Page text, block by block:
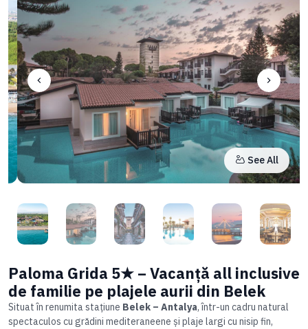
20
See All
3
of
20
Paloma Grida 5★ – Vacanță all inclusive
de familie pe plajele aurii din Belek
Situat în renumita stațiune Belek – Antalya, într-un cadru natural
spectaculos cu grădini mediteraneene și plaje largi cu nisip fin,